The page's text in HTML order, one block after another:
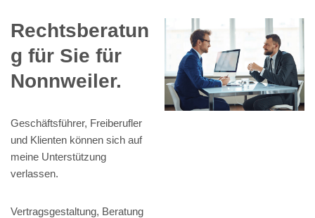
Rechtsberatun
g für Sie für
Nonnweiler.
Geschäftsführer, Freiberufler
und Klienten können sich auf
meine Unterstützung
verlassen.
Vertragsgestaltung, Beratung